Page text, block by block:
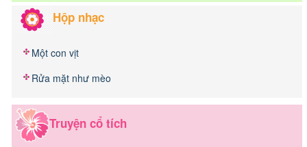
Hộp nhạc
Một con vịt
Rửa mặt như mèo
Truyện cổ tích